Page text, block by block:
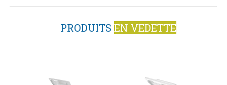
PRODUITSEN VEDETTE